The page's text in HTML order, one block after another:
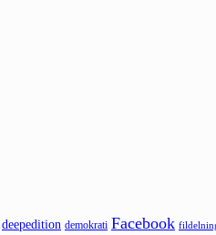
deepedition demokrati Facebook